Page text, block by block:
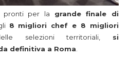
pronti per la grande finale di
8 migliori chef e 8 migliori
selezioni territoriali, si
definitiva a Roma